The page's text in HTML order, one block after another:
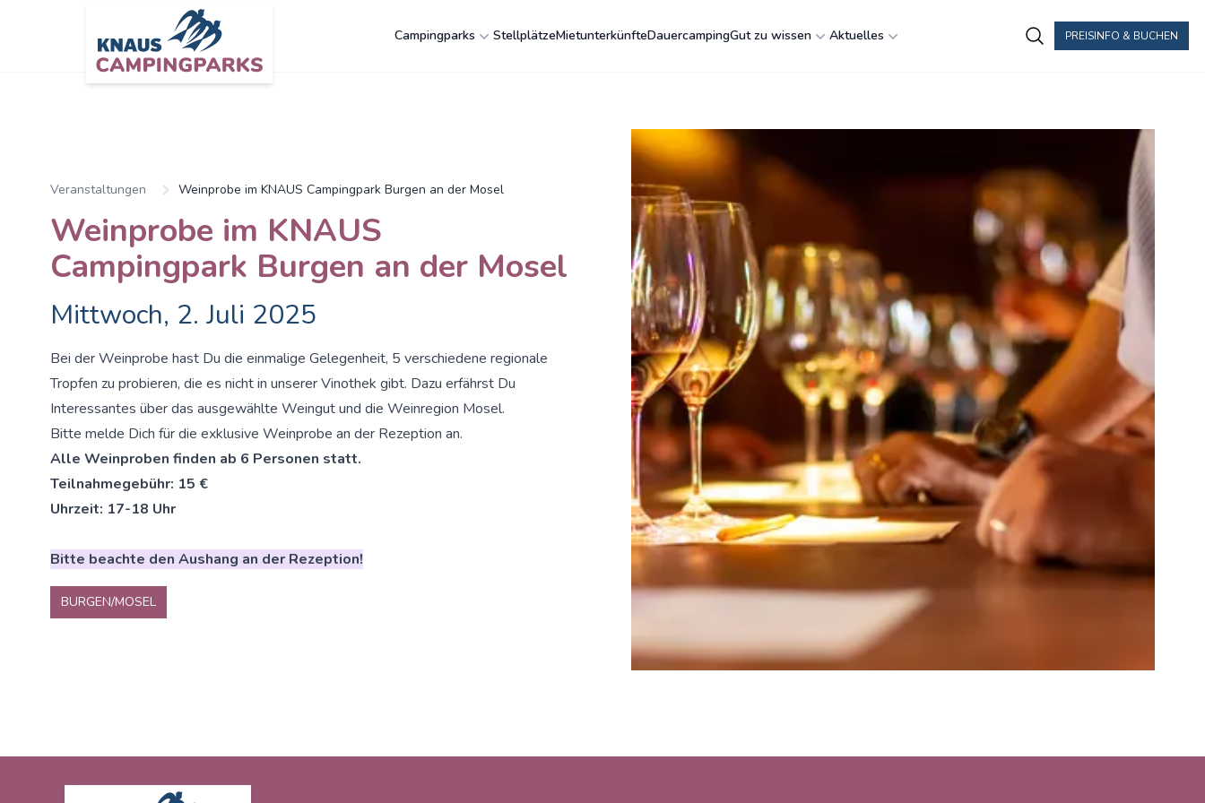
Zum Hauptinhalt springen
PREISINFO & BUCHEN
Campingparks StellplätzeMietunterkünfteDauercampingGut zu wissen Aktuelles
Veranstaltungen Weinprobe im KNAUS Campingpark Burgen an der Mosel
Weinprobe im KNAUS
Campingpark Burgen an der Mosel
Mittwoch, 2. Juli 2025
Bei der Weinprobe hast Du die einmalige Gelegenheit, 5 verschiedene regionale
Tropfen zu probieren, die es nicht in unserer Vinothek gibt. Dazu erfährst Du
Interessantes über das ausgewählte Weingut und die Weinregion Mosel.
Bitte melde Dich für die exklusive Weinprobe an der Rezeption an.
Alle Weinproben finden ab 6 Personen statt.
Teilnahmegebühr: 15 €
Uhrzeit: 17-18 Uhr
Bitte beachte den Aushang an der Rezeption!
BURGEN/MOSEL